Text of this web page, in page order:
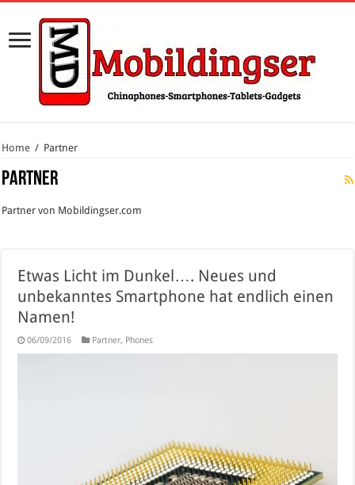
Home / Partner
Partner
Partner von Mobildingser.com
Etwas Licht im Dunkel…. Neues und
unbekanntes Smartphone hat endlich einen
Namen!
06/09/2016 Partner, Phones